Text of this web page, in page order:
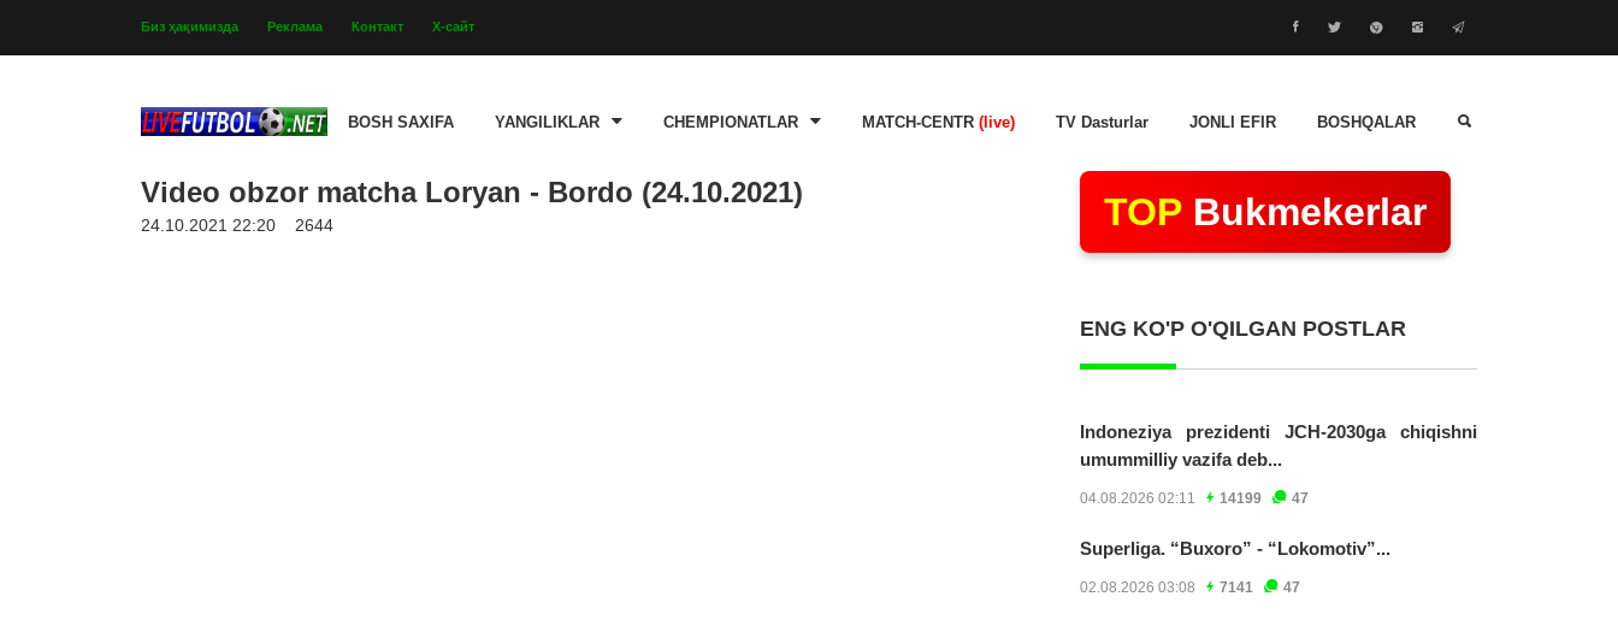
Биз ҳақимизда Реклама Контакт Х-сайт
BOSH SAXIFA YANGILIKLAR CHEMPIONATLAR MATCH-CENTR (live) TV Dasturlar JONLI EFIR BOSHQALAR
Video obzor matcha Loryan - Bordo (24.10.2021)
24.10.2021 22:20 2644 TOP Bukmekerlar
ENG KO'P O'QILGAN POSTLAR
Indoneziya prezidenti JCH-2030ga chiqishni
umummilliy vazifa deb...
04.08.2026 02:11 14199 47
Superliga. “Buxoro” - “Lokomotiv”...
02.08.2026 03:08 7141 47